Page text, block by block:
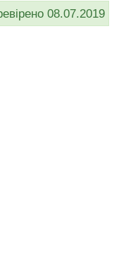
08.07.2019